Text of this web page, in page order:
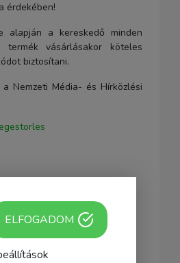
érdekében!
alapján a kereskedő minden
termék vásárlásakor köteles
biztosítani.
Nemzeti Média- és Hírközlési
ELFOGADOM